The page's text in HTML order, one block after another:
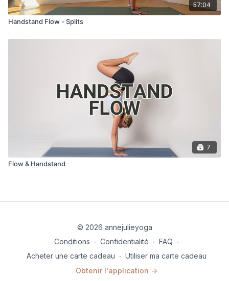
57:04
Handstand Flow - Splits
7
Flow & Handstand
© 2026 annejulieyoga
Conditions ∙ Confidentialité ∙ FAQ ∙
Acheter une carte cadeau ∙ Utiliser ma carte cadeau
Obtenir l'application ->